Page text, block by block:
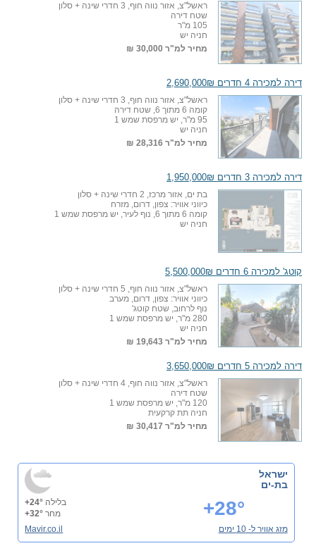
ראשל"צ, אזור נווה חוף, 3 חדרי שינה + סלון
שטח דירה
105 מ"ר
חניה יש
מחיר למ"ר 30,000 ₪
דירה למכירה 4 חדרים 2,690,000₪
ראשל"צ, אזור נווה חוף, 3 חדרי שינה + סלון
קומה 6 מתוך 6, שטח דירה
95 מ"ר, יש מרפסת שמש 1
חניה יש
מחיר למ"ר 28,316 ₪
דירה למכירה 3 חדרים 1,950,000₪
בת ים, אזור מרכז, 2 חדרי שינה + סלון
כיווני אוויר: צפון, דרום, מזרח
קומה 6 מתוך 6, נוף לעיר, יש מרפסת שמש 1
חניה יש
קוטג' למכירה 6 חדרים 5,500,000₪
ראשל"צ, אזור נווה חוף, 5 חדרי שינה + סלון
כיווני אוויר: צפון, דרום, מערב
נוף לרחוב, שטח קוטג'
280 מ"ר, יש מרפסת שמש 1
חניה יש
מחיר למ"ר 19,643 ₪
דירה למכירה 5 חדרים 3,650,000₪
ראשל"צ, אזור נווה חוף, 4 חדרי שינה + סלון
שטח דירה
120 מ"ר, יש מרפסת שמש 1
חניה תת קרקעית
מחיר למ"ר 30,417 ₪
ישראל
בת-ים
+28° בלילה +24°
מחר +32°
מזג אוויר ל- 10 ימים
Mavir.co.il